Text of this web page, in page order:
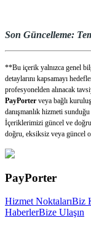
Son Güncelleme:
**Bu içerik yalnızca genel
detaylarını kapsamayı
profesyonelden alınacak
PayPorter veya bağlı
danışmanlık hizmeti
İçeriklerimizi güncel ve
doğru, eksiksiz veya güncel
PayPorter
Hizmet NoktalarıBiz
HaberlerBize Ulaşın